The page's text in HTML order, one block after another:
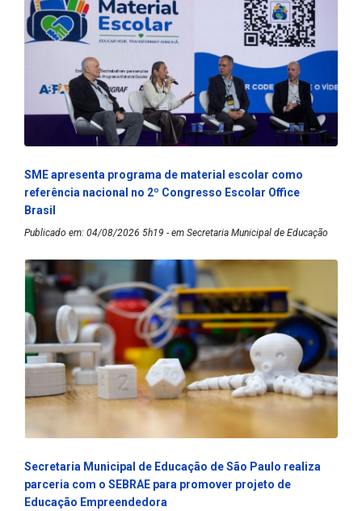
SME apresenta programa de material escolar como
referência nacional no 2º Congresso Escolar Office
Brasil
Publicado em: 04/08/2026 5h19 - em Secretaria Municipal de Educação
Secretaria Municipal de Educação de São Paulo realiza
parceria com o SEBRAE para promover projeto de
Educação Empreendedora